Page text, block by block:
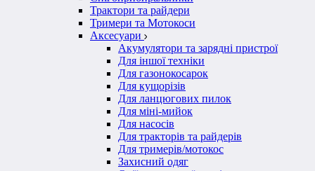
Трактори та райдери
Тримери та Мотокоси
Аксесуари
Акумулятори та зарядні пристрої
Для іншої техніки
Для газонокосарок
Для кущорізів
Для ланцюгових пилок
Для міні-мийок
Для насосів
Для тракторів та райдерів
Для тримерів/мотокос
Захисний одяг